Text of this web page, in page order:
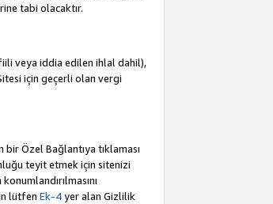
tabi olacaktır.
veya iddia edilen ihlal dahil),
için geçerli olan vergi
Özel Bağlantıya tıklaması
teyit etmek için sitenizi
lütfen Ek-4yer alan Gizlilik